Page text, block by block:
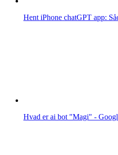
Hent iPhone chatGPT app:
Hvad er ai bot "Magi" -